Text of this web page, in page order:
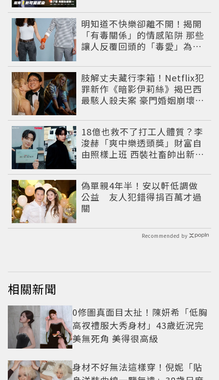
明知道不快樂卻離不開！揭開
「有毒關係」的情感陷阱 那些
讓人反覆回頭的「毒愛」為何
肢解丈夫藏行李箱！Netflix犯
罪新作《暗影伊莉絲》揭巴西
最駭人殺夫案 豪門婚姻崩壞釀
18億也救不了打工人體質？李
浚赫「爽中樂透頭獎」財富自
由照樣上班 西裝社畜帥出新高
偽單親4年半！安以軒低調做
公益 友人犯錯得捐百萬才過
關
Recommended by
相關新聞
0修圖真面目太扯！陳妍希「低胸
高衩禮服大秀身材」43歲近況完
美無死角 美得很高級
身材不好無法這樣穿！倪妮「貼